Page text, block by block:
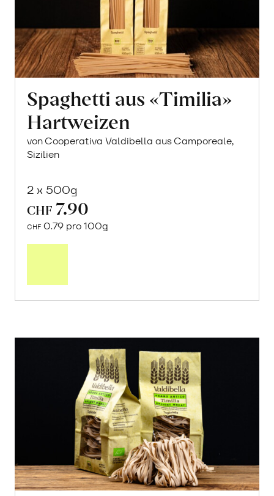
Spaghetti aus «Timilia»
Hartweizen
von Cooperativa Valdibella aus Camporeale,
Sizilien
2 x 500g
CHF 7.90
CHF 0.79 pro 100g